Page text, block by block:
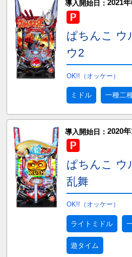
導入開始日： 2021
ぱちんこ ウ
ウ2
OK!!（オッケー）
ミドル 一種二
導入開始日： 2020
ぱちんこ ウ
乱舞
OK!!（オッケー）
ライトミドル
遊タイム